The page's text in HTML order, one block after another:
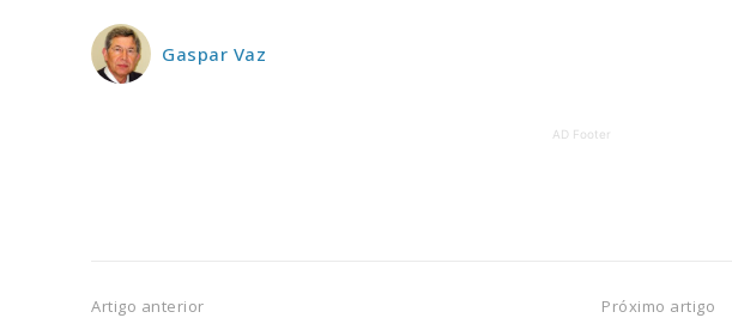
Faça-se assinante do Região
Gaspar Vaz
AD Footer
Artigo anterior Próximo artigo